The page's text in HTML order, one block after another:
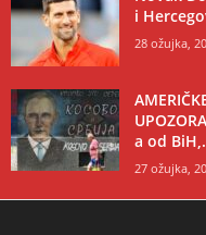
i
28 ožujka,
a od
27 ožujka,